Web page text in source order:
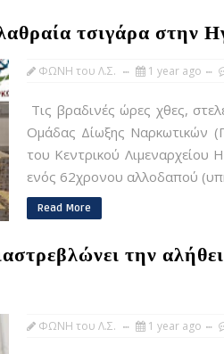
τσιγάρα στην
ΦΩΝΗ του Λ.Σ. 1 year ago
Τις βραδινές ώρες χθες,
Ομάδας Δίωξης Ναρκωτικών
του Κεντρικού Λιμεναρχείου
ενός 62χρονου αλλοδαπού
Read More
την
ΦΩΝΗ του Λ.Σ. 1 year ago